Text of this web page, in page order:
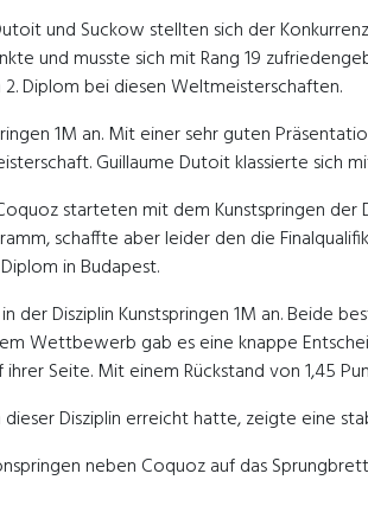
und Suckow stellten sich der
und musste sich mit Rang 19
Diplom bei diesen Weltmeisterschaften.
1M an. Mit einer sehr guten
Guillaume Dutoit klassierte sich
starteten mit dem Kunstspringen
schaffte aber leider den die
in Budapest.
Disziplin Kunstspringen 1M an. Beide
Wettbewerb gab es eine knappe
Seite. Mit einem Rückstand von 1,45
dieser Disziplin erreicht hatte, zeigte eine
neben Coquoz auf das